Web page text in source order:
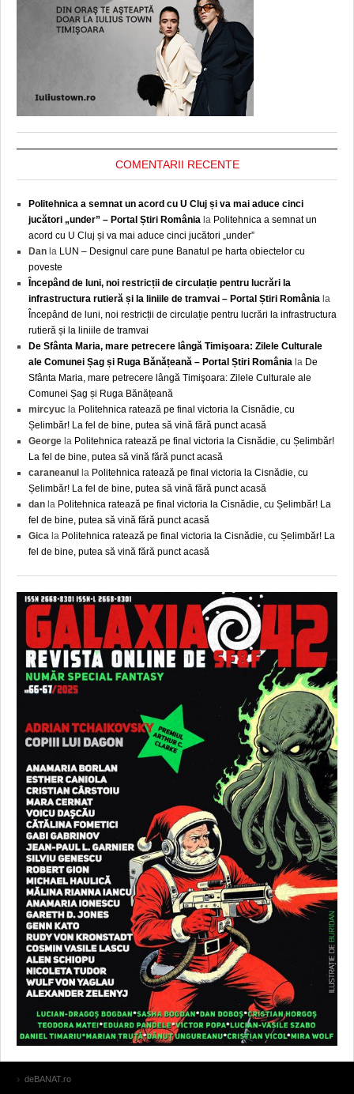
COMENTARII RECENTE
Politehnica a semnat un acord cu U Cluj și va mai aduce cinci
jucători „under” – Portal Știri România la Politehnica a semnat un
acord cu U Cluj și va mai aduce cinci jucători „under”
Dan la LUN – Designul care pune Banatul pe harta obiectelor cu
poveste
Începând de luni, noi restricții de circulație pentru lucrări la
infrastructura rutieră și la liniile de tramvai – Portal Știri România la
Începând de luni, noi restricții de circulație pentru lucrări la infrastructura
rutieră și la liniile de tramvai
De Sfânta Maria, mare petrecere lângă Timişoara: Zilele Culturale
ale Comunei Șag și Ruga Bănățeană – Portal Știri România la De
Sfânta Maria, mare petrecere lângă Timişoara: Zilele Culturale ale
Comunei Șag și Ruga Bănățeană
mircyuc la Politehnica ratează pe final victoria la Cisnădie, cu
Șelimbăr! La fel de bine, putea să vină fără punct acasă
George la Politehnica ratează pe final victoria la Cisnădie, cu Șelimbăr!
La fel de bine, putea să vină fără punct acasă
caraneanul
la Politehnica ratează pe final victoria la Cisnădie, cu
Șelimbăr! La fel de bine, putea să vină fără punct acasă
dan la Politehnica ratează pe final victoria la Cisnădie, cu Șelimbăr! La
fel de bine, putea să vină fără punct acasă
Gica la Politehnica ratează pe final victoria la Cisnădie, cu Șelimbăr! La
fel de bine, putea să vină fără punct acasă
deBANAT.ro